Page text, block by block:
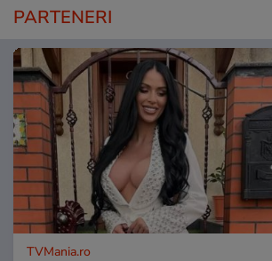
PARTENERI
TVMania.ro